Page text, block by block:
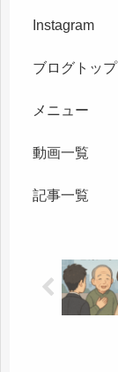
Instagram
ブログトップ
メニュー
動画一覧
記事一覧